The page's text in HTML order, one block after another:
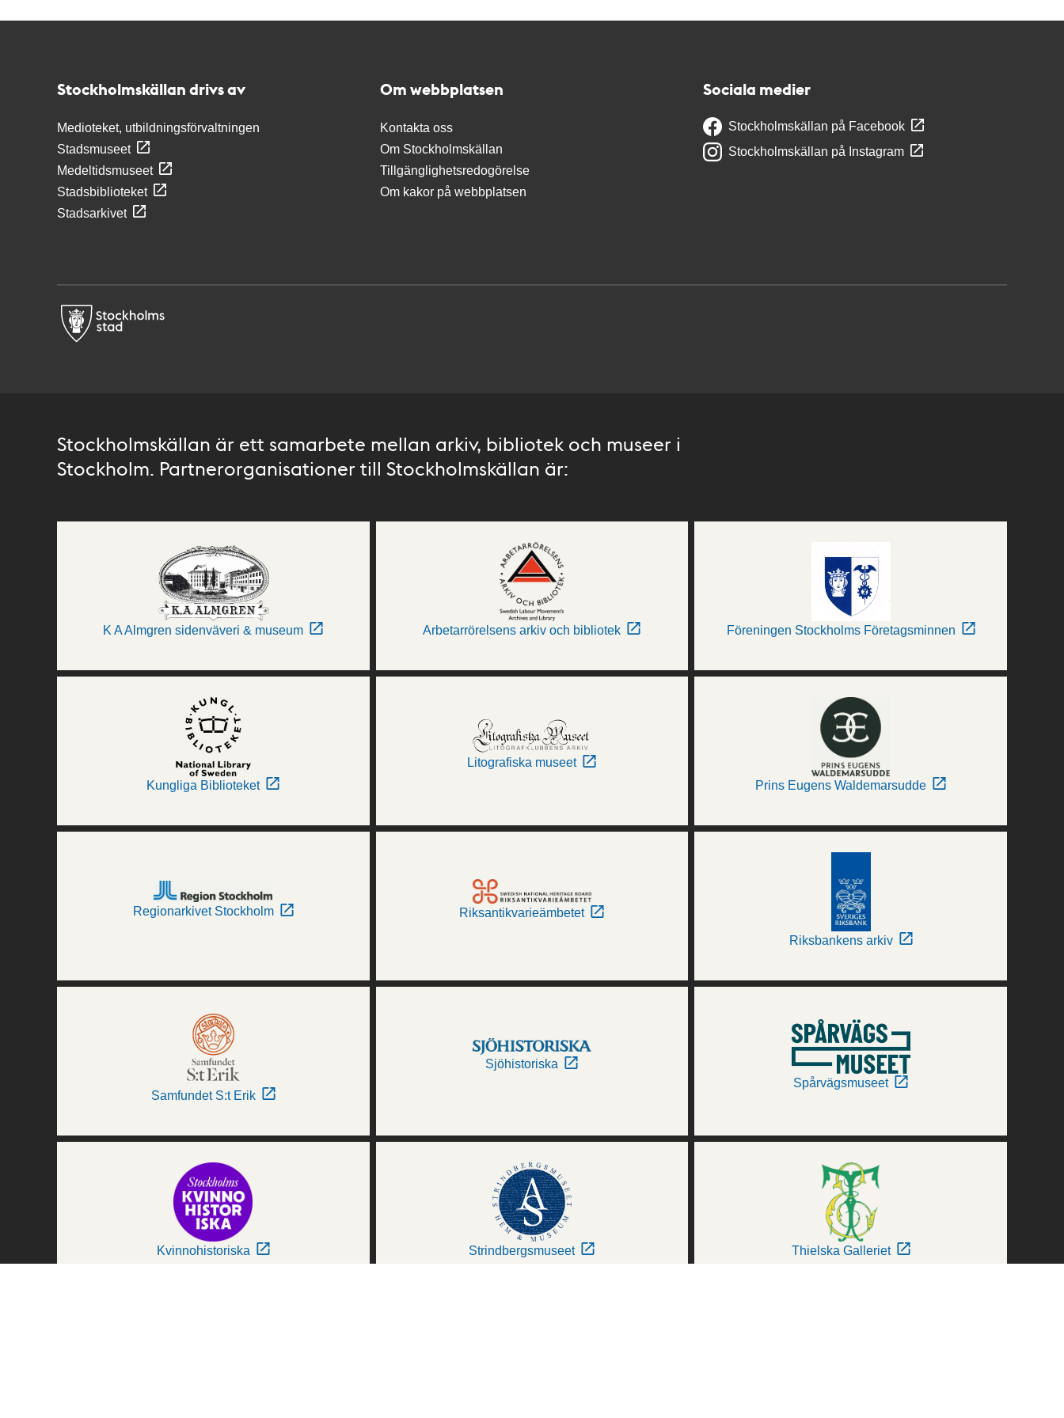
Stockholmskällan drivs av
Medioteket, utbildningsförvaltningen
Stadsmuseet
Medeltidsmuseet
Stadsbiblioteket
Stadsarkivet
Om webbplatsen
Kontakta oss
Om Stockholmskällan
Tillgänglighetsredogörelse
Om kakor på webbplatsen
Sociala medier
Stockholmskällan på Facebook
Stockholmskällan på Instagram
Stockholmskällan är ett samarbete mellan arkiv, bibliotek och museer i
Stockholm. Partnerorganisationer till Stockholmskällan är:
K A Almgren sidenväveri & museum Arbetarrörelsens arkiv och bibliotek Föreningen Stockholms Företagsminnen
Kungliga Biblioteket
Litografiska museet
Prins Eugens Waldemarsudde
Regionarkivet Stockholm Riksantikvarieämbetet
Riksbankens arkiv
Samfundet S:t Erik
Sjöhistoriska
Spårvägsmuseet
Kvinnohistoriska Strindbergsmuseet Thielska Galleriet